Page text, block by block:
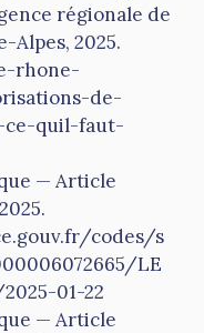
régionale de
Alpes, 2025.
rhone-
de-
quil-faut-
— Article
codes/s
LE
01-22
— Article